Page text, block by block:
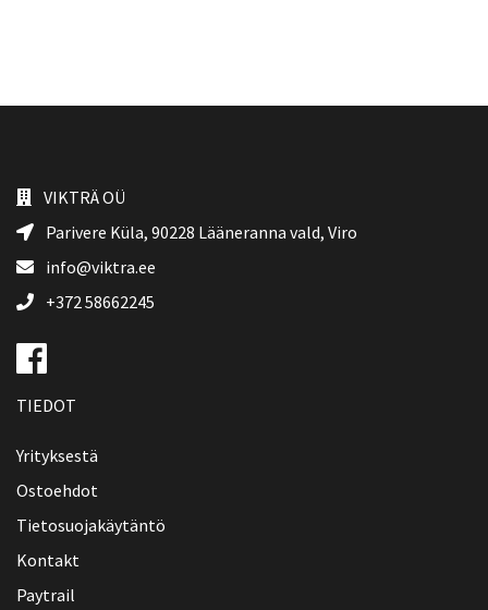
VIKTRÄ OÜ
Parivere Küla, 90228 Lääneranna vald, Viro
info@viktra.ee
+372 58662245
TIEDOT
Yrityksestä
Ostoehdot
Tietosuojakäytäntö
Kontakt
Paytrail